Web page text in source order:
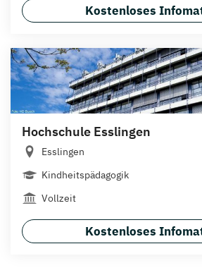
Kostenloses
Hochschule Esslingen
Esslingen
Kindheitspädagogik
Vollzeit
Kostenloses